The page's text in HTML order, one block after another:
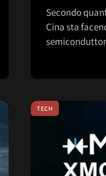
Secondo
Cina sta
TECH